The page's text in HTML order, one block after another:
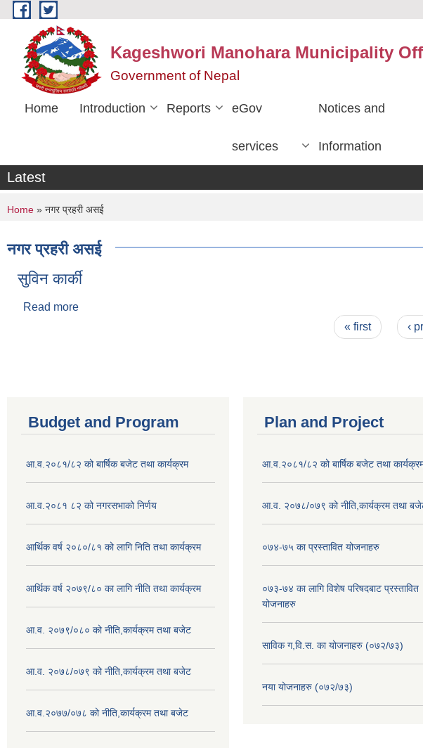
Skip to main content
Kageshwori Manohara Municipality
Government of Nepal
Home Introduction Reports eGov
services
Notices and
Information
Latest
You are here
Home » नगर प्रहरी असई
नगर प्रहरी असई
सुविन कार्की
Read more
« first ‹
Budget and Program
आ.व.२०८१/८२ को बार्षिक बजेट तथा कार्यक्रम
आ.व.२०८१ ८२ को नगरसभाको निर्णय
आर्थिक वर्ष २०८०/८१ को लागि निति तथा कार्यक्रम
आर्थिक वर्ष २०७९/८० का लागि नीति तथा कार्यक्रम
आ.व. २०७९/०८० को नीति,कार्यक्रम तथा बजेट
आ.व. २०७८/०७९ को नीति,कार्यक्रम तथा बजेट
आ.व.२०७७/०७८ को नीति,कार्यक्रम तथा बजेट
Plan and Project
आ.व.२०८१/८२ को बार्षिक बजेट तथा
आ.व. २०७८/०७९ को नीति,कार्यक्रम तथा
०७४-७५ का प्रस्तावित योजनाहरु
०७३-७४ का लागि विशेष परिषदबाट प्रस्तावित
योजनाहरु
साविक ग,वि.स. का योजनाहरु (०७२/७३)
नया योजनाहरु (०७२/७३)